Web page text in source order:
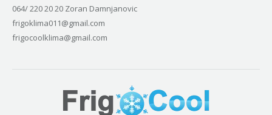
064/ 220 20 20 Zoran Damnjanovic
frigoklima011@gmail.com
frigocoolklima@gmail.com